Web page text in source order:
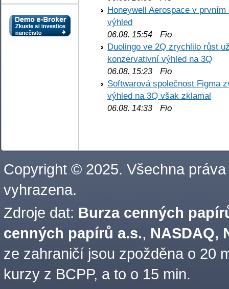
Honeywell Aerospace v
výhled
06.08. 15:54 Fio
Duolingo ve 2Q zrychlilo růst
konzervativní výhled na 3Q
06.08. 15:23 Fio
Softwarová společnost Figma
výhled na 3Q však zklamal
06.08. 14:33 Fio
Copyright © 2025. Všechna práva
vyhrazena.
Zdroje dat: Burza cenných
cenných papírů a.s., NASDAQ,
ze zahraničí jsou zpožděna o 20
kurzy z BCPP, a to o 15 min.